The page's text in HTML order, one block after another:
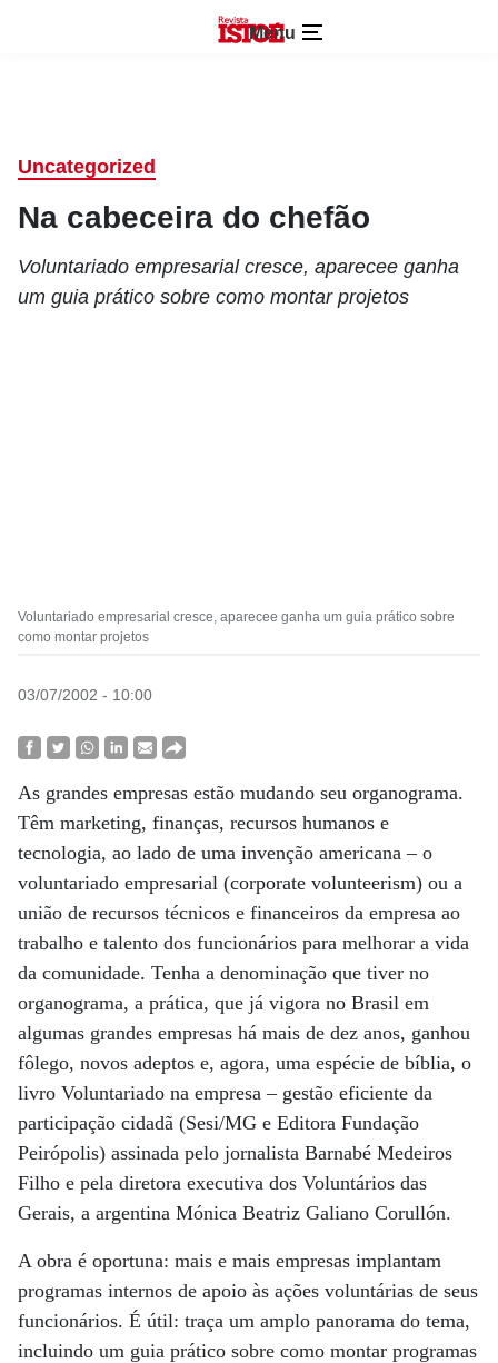
Menu
Uncategorized
Na cabeceira do chefão
Voluntariado empresarial cresce, aparecee ganha
um guia prático sobre como montar projetos
Voluntariado empresarial cresce, aparecee ganha um guia prático sobre
como montar projetos
03/07/2002 - 10:00
As grandes empresas estão mudando seu organograma.
Têm marketing, finanças, recursos humanos e
tecnologia, ao lado de uma invenção americana – o
voluntariado empresarial (corporate volunteerism) ou a
união de recursos técnicos e financeiros da empresa ao
trabalho e talento dos funcionários para melhorar a vida
da comunidade. Tenha a denominação que tiver no
organograma, a prática, que já vigora no Brasil em
algumas grandes empresas há mais de dez anos, ganhou
fôlego, novos adeptos e, agora, uma espécie de bíblia, o
livro Voluntariado na empresa – gestão eficiente da
participação cidadã (Sesi/MG e Editora Fundação
Peirópolis) assinada pelo jornalista Barnabé Medeiros
Filho e pela diretora executiva dos Voluntários das
Gerais, a argentina Mónica Beatriz Galiano Corullón.
A obra é oportuna: mais e mais empresas implantam
programas internos de apoio às ações voluntárias de seus
funcionários. É útil: traça um amplo panorama do tema,
incluindo um guia prático sobre como montar programas